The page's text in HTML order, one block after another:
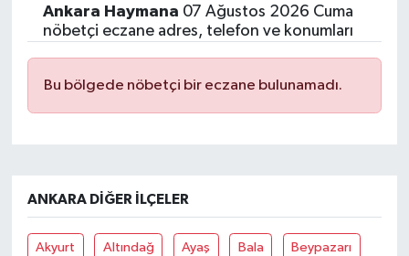
Ankara Haymana 07 Ağustos 2026 Cuma
nöbetçi eczane adres, telefon ve konumları
Bu bölgede nöbetçi bir eczane bulunamadı.
ANKARA DIĞER İLÇELER
Akyurt Altındağ Ayaş Bala Beypazarı